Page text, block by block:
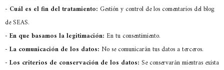
- Cuál es el fin del tratamiento: Gestión y control de los comentarios del blog
de SEAS.
- En que basamos la legitimación: En tu consentimiento.
- La comunicación de los datos: No se comunicarán tus datos a terceros.
- Los criterios de conservación de los datos: Se conservarán mientras exista